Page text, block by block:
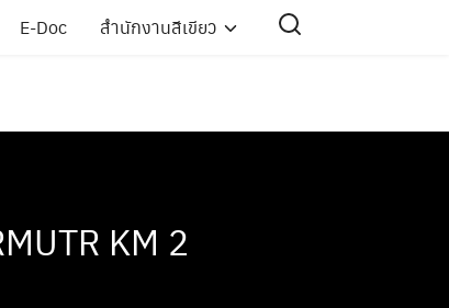
E-Doc สำนักงานสีเขียว
KM 2